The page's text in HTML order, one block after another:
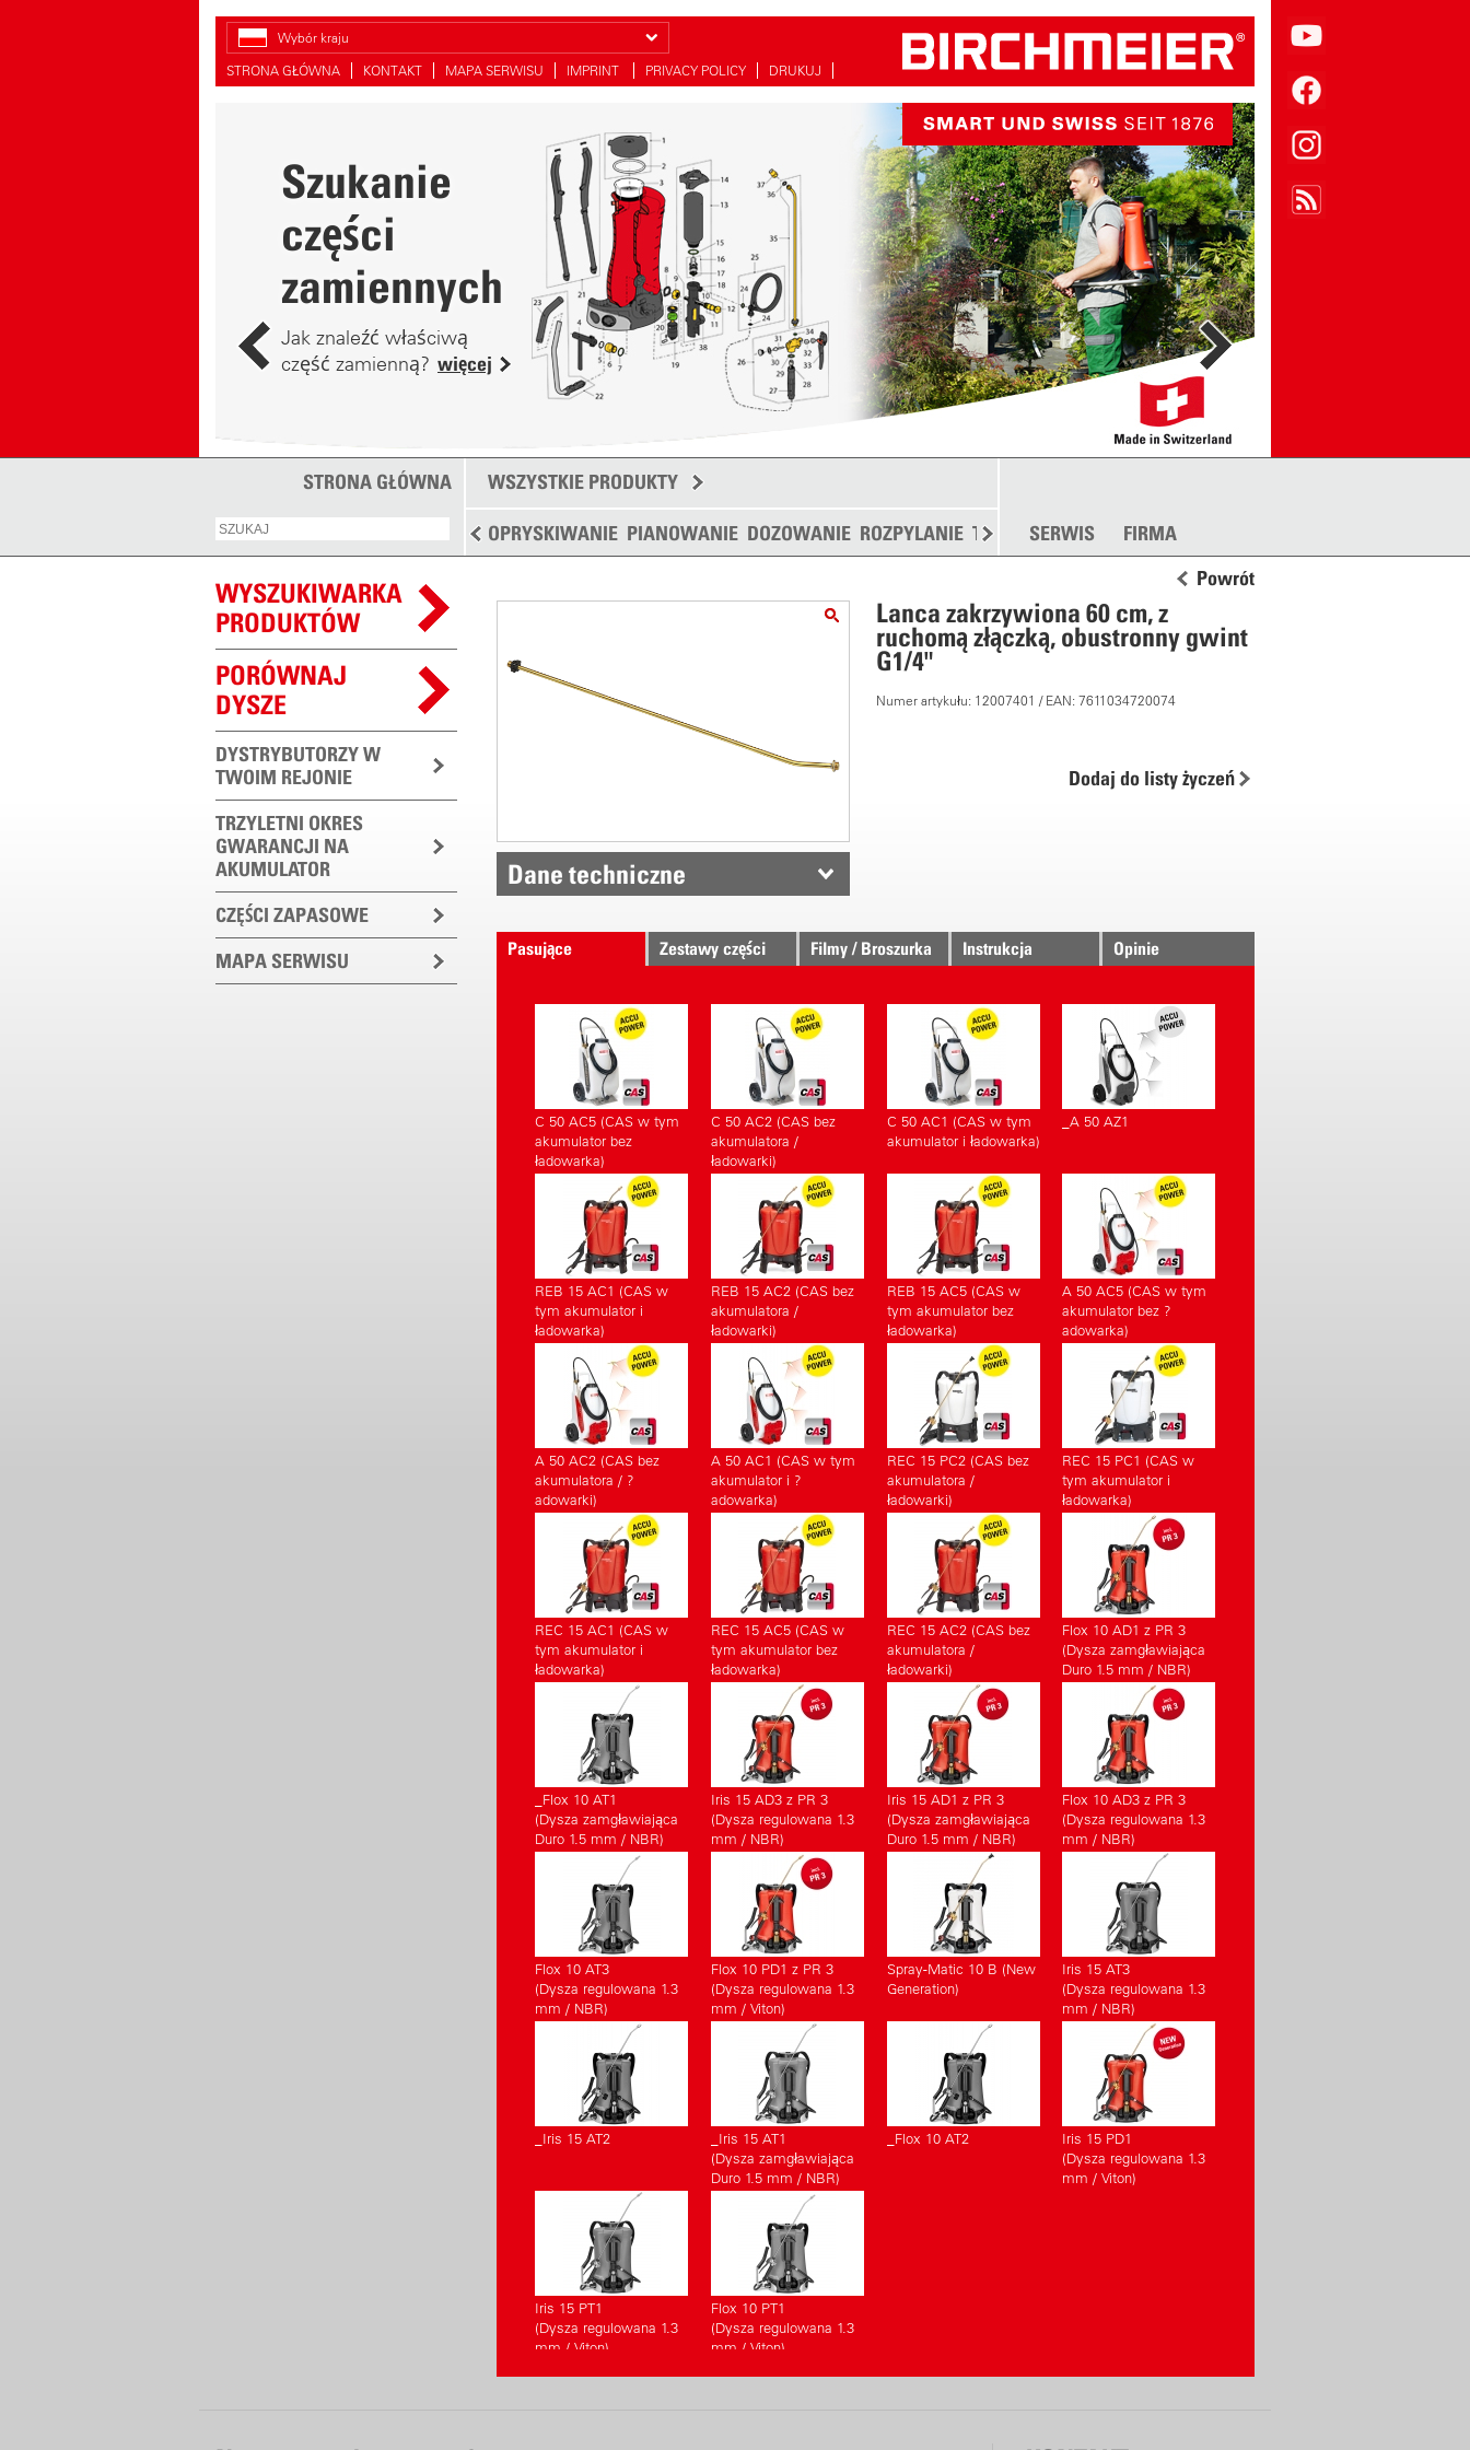
Wybór kraju
STRONA GŁÓWNA
KONTAKT MAPA SERWISU IMPRINT PRIVACY POLICY DRUKUJ
Szukanie
części
zamiennych
Jak znaleźć właściwą
część zamienną? więcej
STRONA GŁÓWNA WSZYSTKIE PRODUKTY
OPRYSKIWANIE PIANOWANIE DOZOWANIE ROZPYLANIE TANKOWANIE ROZSYPYWANIE
SERWIS FIRMA
WYSZUKIWARKA
PRODUKTÓW
PORÓWNAJ
DYSZE
DYSTRYBUTORZY W
TWOIM REJONIE
TRZYLETNI OKRES
GWARANCJI NA
AKUMULATOR
CZĘŚCI ZAPASOWE
MAPA SERWISU
Powrót
Lanca zakrzywiona 60 cm, z
ruchomą złączką, obustronny gwint
G1/4"
Numer artykułu: 12007401 / EAN: 7611034720074
Dodaj do listy życzeń
Dane techniczne
Pasujące
Zestawy części
Filmy / Broszurka Instrukcja Opinie
C 50 AC5 (CAS w tym
akumulator bez
ładowarka)
C 50 AC2 (CAS bez
akumulatora /
ładowarki)
C 50 AC1 (CAS w tym
akumulator i ładowarka)
_A 50 AZ1
REB 15 AC1 (CAS w
tym akumulator i
ładowarka)
REB 15 AC2 (CAS bez
akumulatora /
ładowarki)
REB 15 AC5 (CAS w
tym akumulator bez
ładowarka)
A 50 AC5 (CAS w tym
akumulator bez ?
adowarka)
A 50 AC2 (CAS bez
akumulatora / ?
adowarki)
A 50 AC1 (CAS w tym
akumulator i ?
adowarka)
REC 15 PC2 (CAS bez
akumulatora /
ładowarki)
REC 15 PC1 (CAS w
tym akumulator i
ładowarka)
REC 15 AC1 (CAS w
tym akumulator i
ładowarka)
REC 15 AC5 (CAS w
tym akumulator bez
ładowarka)
REC 15 AC2 (CAS bez
akumulatora /
ładowarki)
Flox 10 AD1 z PR 3
(Dysza zamgławiająca
Duro 1.5 mm / NBR)
_Flox 10 AT1
(Dysza zamgławiająca
Duro 1.5 mm / NBR)
Iris 15 AD3 z PR 3
(Dysza regulowana 1.3
mm / NBR)
Iris 15 AD1 z PR 3
(Dysza zamgławiająca
Duro 1.5 mm / NBR)
Flox 10 AD3 z PR 3
(Dysza regulowana 1.3
mm / NBR)
Flox 10 AT3
(Dysza regulowana 1.3
mm / NBR)
Flox 10 PD1 z PR 3
(Dysza regulowana 1.3
mm / Viton)
Spray-Matic 10 B (New
Generation)
Iris 15 AT3
(Dysza regulowana 1.3
mm / NBR)
_Iris 15 AT2
_Iris 15 AT1
(Dysza zamgławiająca
Duro 1.5 mm / NBR)
_Flox 10 AT2
Iris 15 PD1
(Dysza regulowana 1.3
mm / Viton)
Iris 15 PT1
(Dysza regulowana 1.3
mm / Viton)
Flox 10 PT1
(Dysza regulowana 1.3
mm / Viton)